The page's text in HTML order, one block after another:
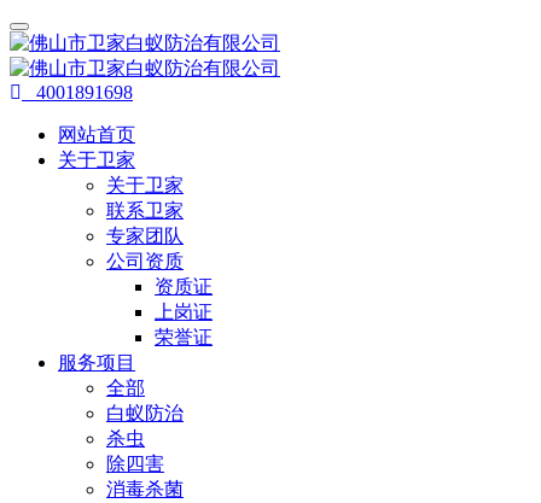
4001891698
网站首页
关于卫家
关于卫家
联系卫家
专家团队
公司资质
资质证
上岗证
荣誉证
服务项目
全部
白蚁防治
杀虫
除四害
消毒杀菌